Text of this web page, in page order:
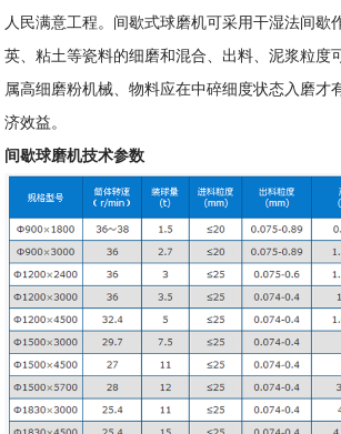
人民满意工程。间歇式球磨机可采用干湿法间歇
英、粘土等瓷料的细磨和混合、出料、泥浆粒度
属高细磨粉机械、物料应在中碎细度状态入磨才
济效益。
间歇球磨机技术参数